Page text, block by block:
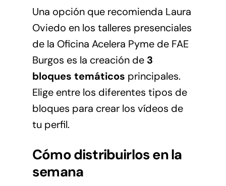
Una opción que recomienda Laura
Oviedo en los talleres presenciales
de la Oficina Acelera Pyme de FAE
Burgos es la creación de 3
bloques temáticos principales.
Elige entre los diferentes tipos de
bloques para crear los vídeos de
tu perfil.
Cómo distribuirlos en la
semana